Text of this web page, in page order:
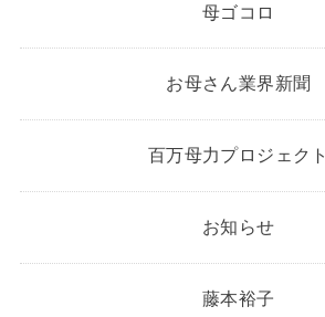
母ゴコロ
お母さん業界新聞
百万母力プロジェクト
お知らせ
藤本裕子